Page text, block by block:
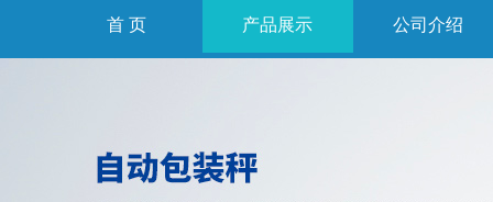
首 页 产品展示 公司介绍